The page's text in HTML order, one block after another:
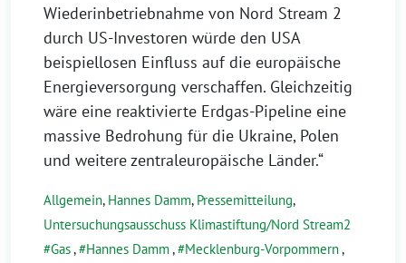
Wiederinbetriebnahme von Nord Stream 2
durch US-Investoren würde den USA
beispiellosen Einfluss auf die europäische
Energieversorgung verschaffen. Gleichzeitig
wäre eine reaktivierte Erdgas-Pipeline eine
massive Bedrohung für die Ukraine, Polen
und weitere zentraleuropäische Länder.“
Allgemein, Hannes Damm, Pressemitteilung,
Untersuchungsausschuss Klimastiftung/Nord Stream2
Gas, Hannes Damm, Mecklenburg-Vorpommern,